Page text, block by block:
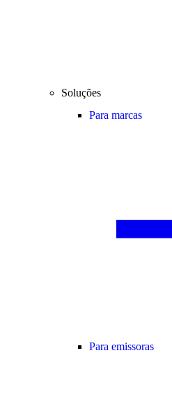
Soluções
Para marcas
Para emissoras